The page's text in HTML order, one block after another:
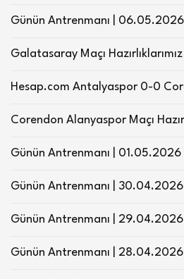
Günün Antrenmanı | 06.05.2026
Galatasaray Maçı Hazırlıklarımız
Hesap.com Antalyaspor 0-0
Corendon Alanyaspor Maçı
Günün Antrenmanı | 01.05.2026
Günün Antrenmanı | 30.04.2026
Günün Antrenmanı | 29.04.2026
Günün Antrenmanı | 28.04.2026